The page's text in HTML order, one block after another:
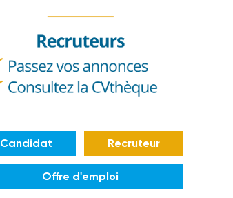
Candidat Recruteur
Offre d'emploi